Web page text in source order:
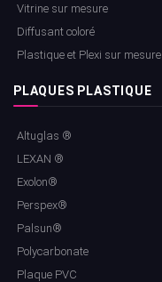
Vitrine sur mesure
Diffusant coloré
Plastique et Plexi sur mesure
PLAQUES PLASTIQUE
Altuglas ®
LEXAN ®
Exolon®
Perspex®
Palsun®
Polycarbonate
Plaque PVC